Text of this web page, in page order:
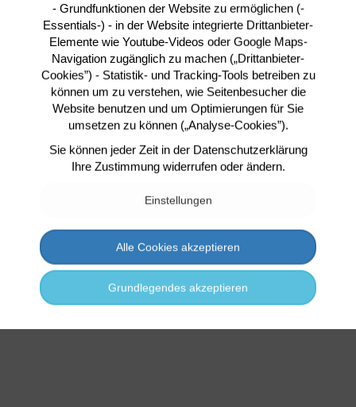
DAS THEMA
EINTRAGEN!
- Grundfunktionen der Website zu ermöglichen (-
Essentials-) - in der Website integrierte Drittanbieter-
Elemente wie Youtube-Videos oder Google Maps-
Navigation zugänglich zu machen („Drittanbieter-
Cookies”) - Statistik- und Tracking-Tools betreiben zu
können um zu verstehen, wie Seitenbesucher die
Website benutzen und um Optimierungen für Sie
umsetzen zu können („Analyse-Cookies”).
Sie können jeder Zeit in der Datenschutzerklärung
Ihre Zustimmung widerrufen oder ändern.
Einstellungen
Alle Cookies akzeptieren
Grundlegendes akzeptieren